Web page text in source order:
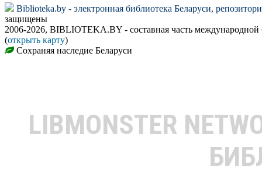
Biblioteka.by - электронная библиотека Беларуси,
защищены
2006-2026, BIBLIOTEKA.BY - составная часть
(открыть карту)
Сохраняя наследие Беларуси
LIBMONSTER